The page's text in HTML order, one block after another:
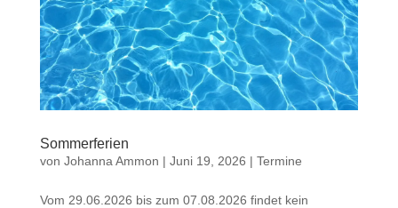
Sommerferien
von Johanna Ammon | Juni 19, 2026 | Termine
Vom 29.06.2026 bis zum 07.08.2026 findet kein